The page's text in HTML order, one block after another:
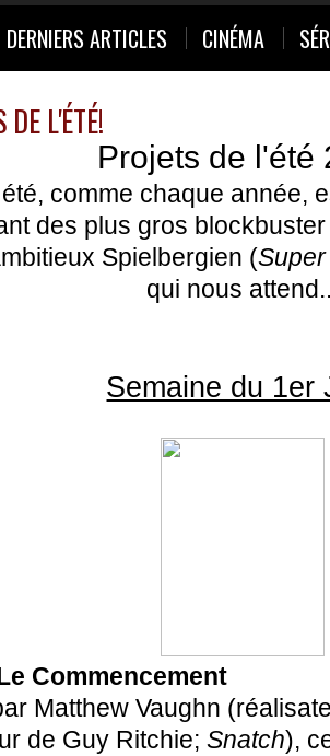
DERNIERS ARTICLES CINÉMA
L'ÉTÉ!
Projets de l'été
comme chaque année,
des plus gros
Spielbergien (
qui nous
Semaine du 1er
Commencement
Matthew Vaughn
de Guy Ritchie; Snatch),